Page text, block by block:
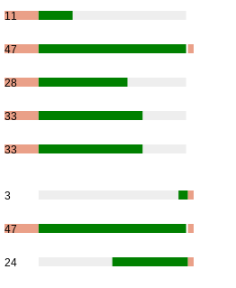
11
47
28
33
33
3
47
24